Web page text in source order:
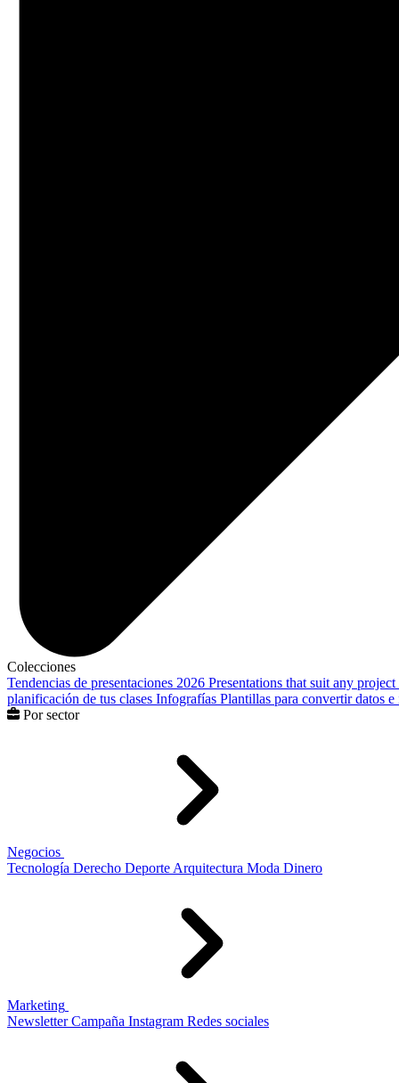
Colecciones
Tendencias de presentaciones 2026 Presentations that suit any project
planificación de tus clases Infografías Plantillas para convertir datos
Por sector
Negocios
Tecnología Derecho Deporte Arquitectura Moda Dinero
Marketing
Newsletter Campaña Instagram Redes sociales